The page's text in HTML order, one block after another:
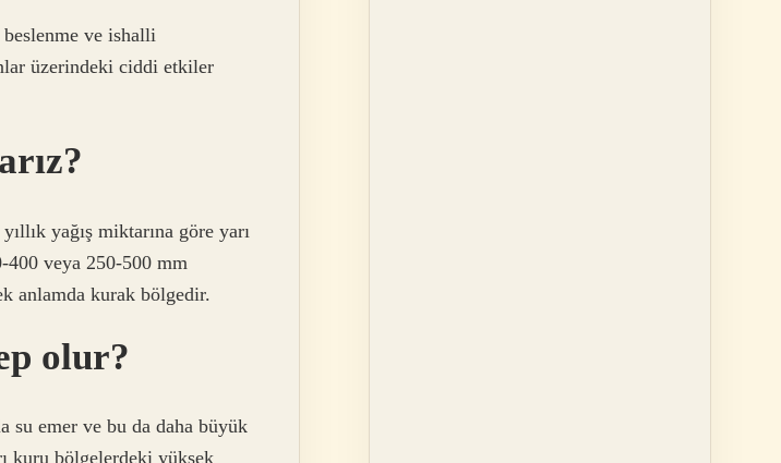
ve ishalli
üzerindeki ciddi etkiler
yağış miktarına göre yarı
400 veya 250-500 mm
anlamda kurak bölgedir.
olur?
su emer ve bu da daha büyük
kuru bölgelerdeki yüksek